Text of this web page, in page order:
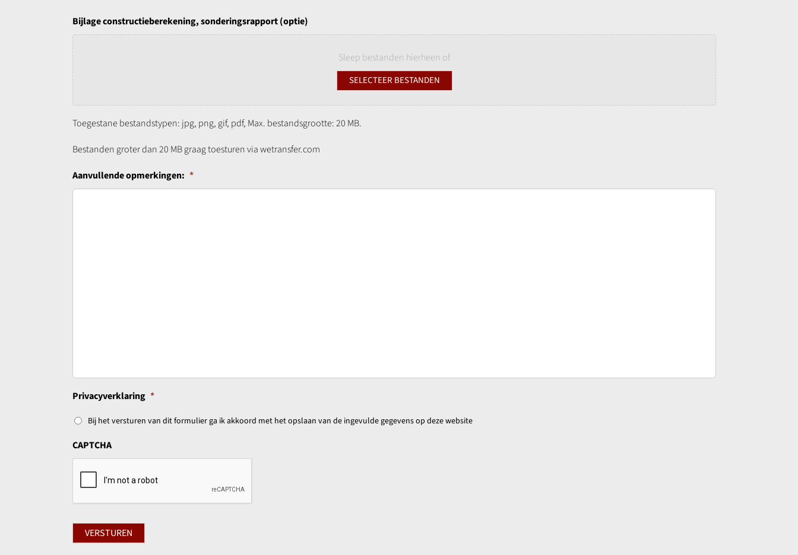
Bijlage constructieberekening, sonderingsrapport (optie)
Sleep bestanden hierheen of
SELECTEER BESTANDEN
Toegestane bestandstypen: jpg, png, gif, pdf, Max. bestandsgrootte: 20 MB.
Bestanden groter dan 20 MB graag toesturen via wetransfer.com
Aanvullende opmerkingen: *
Privacyverklaring *
Bij het versturen van dit formulier ga ik akkoord met het opslaan van de ingevulde gegevens op deze website
CAPTCHA